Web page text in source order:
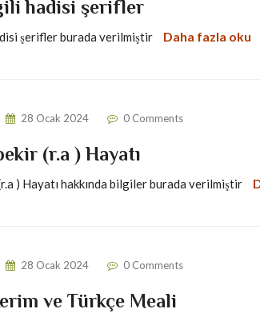
hadisi şerifler
şerifler burada verilmiştir Daha fazla oku
28 Ocak 2024 0 Comments
(r.a ) Hayatı
) Hayatı hakkında bilgiler burada verilmiştir
28 Ocak 2024 0 Comments
ve Türkçe Meali